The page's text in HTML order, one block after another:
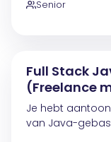
Senior
Full Stack
(Freelance
Je hebt
van Java-